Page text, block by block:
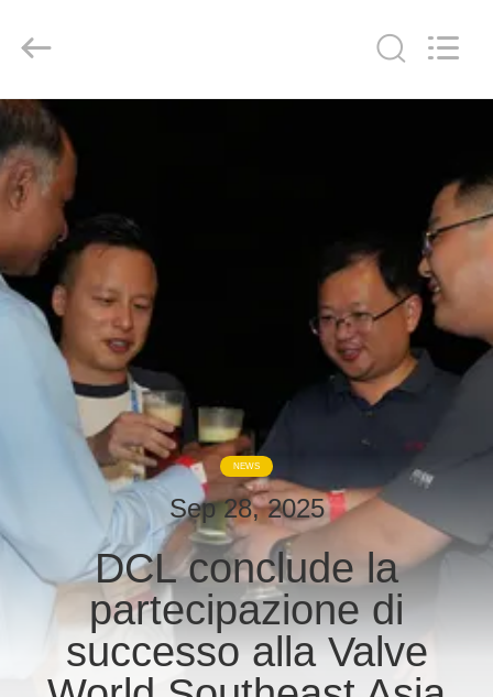
CASA
PRODOTTI
MOSTRA
VR
CIRCA
FABBRICA
CONTROLLO
QUALITÀ
Corporation
Limited.
NEWS
Sep 28, 2025
DCL conclude la
partecipazione di
successo alla Valve